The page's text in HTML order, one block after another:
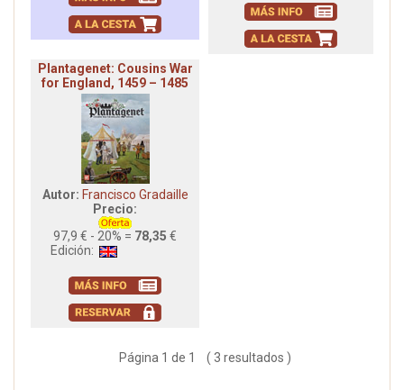
Plantagenet: Cousins War
for England, 1459 – 1485
Autor: Francisco Gradaille
Precio:
97,9 € - 20% = 78,35 €
Edición:
Página 1 de 1 ( 3 resultados )